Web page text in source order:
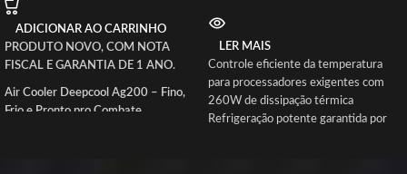
ADICIONAR AO CARRINHO
PRODUTO NOVO, COM NOTA
FISCAL E GARANTIA DE 1 ANO.
Air Cooler Deepcool Ag200 – Fino,
Frio e Pronto pro Combate
LER MAIS
Controle eficiente da temperatura
para processadores exigentes com
260W de dissipação térmica
Refrigeração potente garantida por